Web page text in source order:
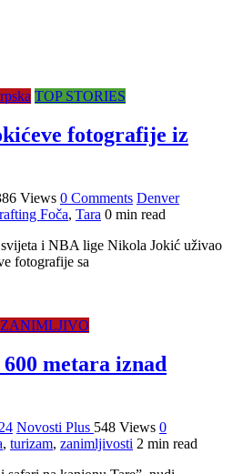
TOP STORIES
fotografije iz
Views 0 Comments Denver
rafting Foča, Tara 0 min read
svijeta i NBA lige Nikola Jokić uživao
fotografije sa
ZANIMLJIVO
metara iznad
Novosti Plus 548 Views 0
, turizam, zanimljivosti 2 min read